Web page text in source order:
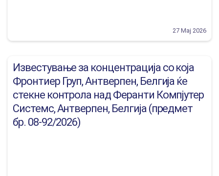
27 Мај 2026
Известување за концентрација со која
Фронтиер Груп, Антверпен, Белгија ќе
стекне контрола над Феранти Компјутер
Системс, Антверпен, Белгија (предмет
бр. 08-92/2026)